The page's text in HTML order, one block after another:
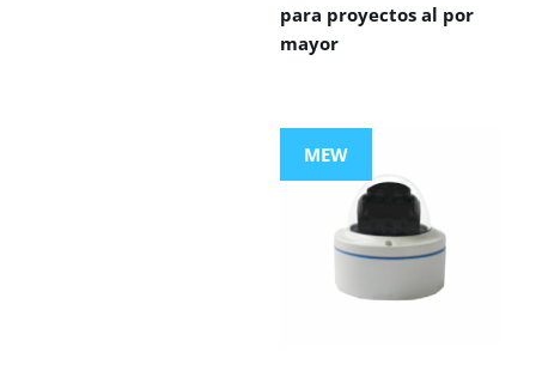
para proyectos al por
mayor
MEW